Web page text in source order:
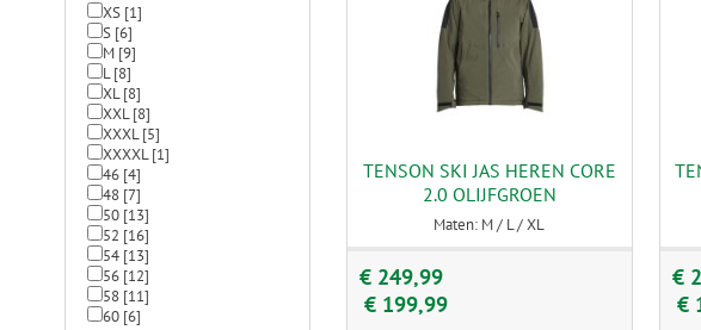
TENSON SKI JAS HEREN CORE
2.0 OLIJFGROEN
Maten: M / L / XL
€ 249,99
€ 199,99
€
€
XS[1]
S[6]
M[9]
L[8]
XL[8]
XXL[8]
XXXL[5]
XXXXL[1]
46[4]
48[7]
50[13]
52 [16]
54[13]
56[12]
58[11]
60[6]